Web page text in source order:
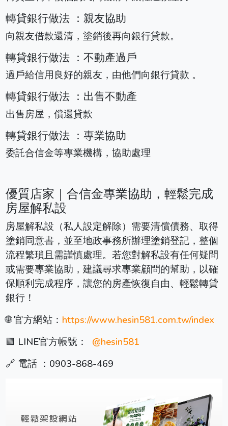
轉貸銀行做法 ：親友協助
向親友借款還清，塗銷後再向銀行貸款。
轉貸銀行做法 ：不動產過戶
過戶給信用良好的親友，由他們向銀行貸款 。
轉貸銀行做法 ：出售不動產
出售房屋，償還貸款
轉貸銀行做法 ：專業協助
委託合信金等專業機構，協助處理
優質店家｜合信金專業協助，輕鬆完成
房屋解私設
房屋解私設（私人設定解除）需要清償債務、取得
塗銷同意書，並至地政事務所辦理塗銷登記，整個
流程繁瑣且需謹慎處理。若您對解私設有任何疑問
或需要專業協助，建議尋求專業顧問的幫助，以確
保順利完成程序，讓您的房產恢復自由、輕鬆轉貸
銀行！
🌐 官方網站： https://www.hesin581.com.tw/index
🟩 LINE官方帳號： @hesin581
🔗 電話 ：0903-868-469